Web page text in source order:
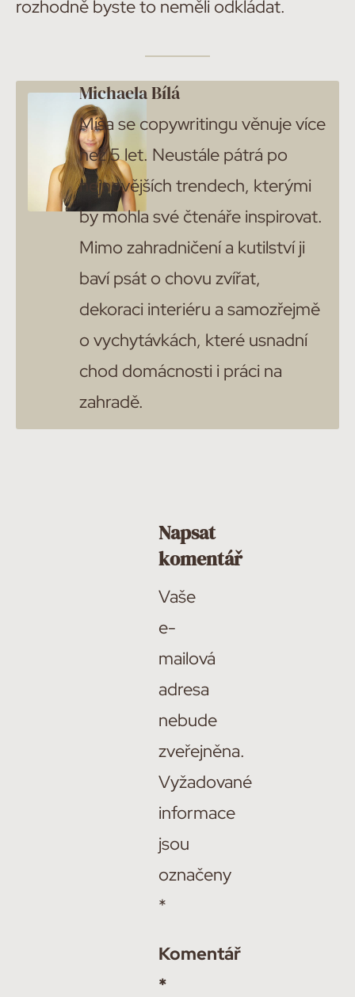
rozhodně byste to neměli odkládat.
Michaela Bílá
Míša se copywritingu věnuje více
než 5 let. Neustále pátrá po
nejnovějších trendech, kterými
by mohla své čtenáře inspirovat.
Mimo zahradničení a kutilství ji
baví psát o chovu zvířat,
dekoraci interiéru a samozřejmě
o vychytávkách, které usnadní
chod domácnosti i práci na
zahradě.
Napsat
komentář
Vaše
e-
mailová
adresa
nebude
zveřejněna.
Vyžadované
informace
jsou
označeny
*
Komentář
*